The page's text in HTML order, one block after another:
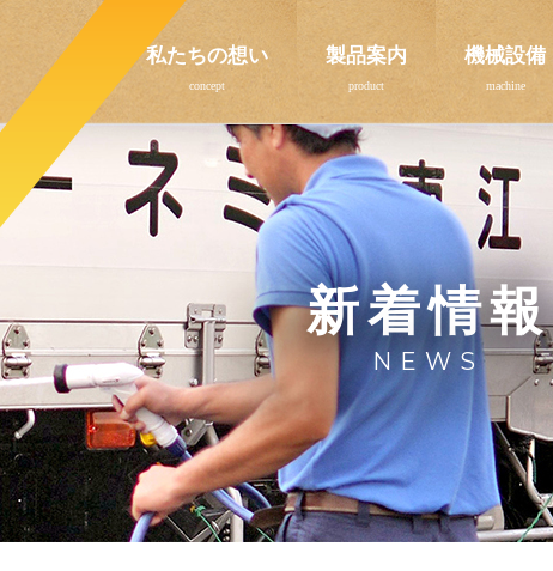
私たちの想い 製品案内 機械設備
新着情報